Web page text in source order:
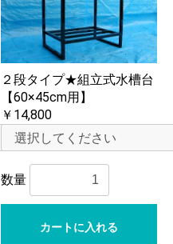
２段タイプ★組立式水槽台
【60×45cm用】
￥14,800
数量
カートに入れる